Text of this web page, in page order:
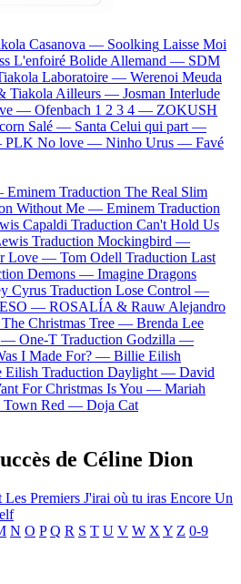
Casanova — Soolking Laisse Moi
L'enfoiré Bolide Allemand — SDM
Laboratoire — Werenoi Meuda
Tiakola Ailleurs — Josman Interlude
— Ofenbach 1 2 3 4 — ZOKUSH
Salé — Santa Celui qui part —
PLK No love — Ninho Urus — Favé
Eminem Traduction The Real Slim
Without Me — Eminem Traduction
Capaldi Traduction Can't Hold Us
Traduction Mockingbird —
Love — Tom Odell Traduction Last
Demons — Imagine Dragons
Cyrus Traduction Lose Control —
— ROSALÍA & Rauw Alejandro
Christmas Tree — Brenda Lee
— One-T Traduction Godzilla —
I Made For? — Billie Eilish
Eilish Traduction Daylight — David
For Christmas Is You — Mariah
Town Red — Doja Cat
de Céline Dion
Les Premiers J'irai où tu iras Encore Un
N O P Q R S T U V W X Y Z 0-9